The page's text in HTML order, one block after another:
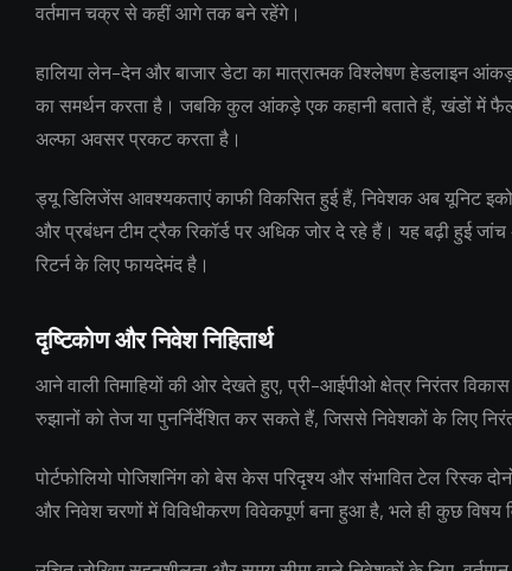
वर्तमान चक्र से कहीं आगे तक बने रहेंगे।
हालिया लेन-देन और बाजार डेटा का मात्रात्मक विश्लेषण हेडलाइन
का समर्थन करता है। जबकि कुल आंकड़े एक कहानी बताते हैं, खंडों में
अल्फा अवसर प्रकट करता है।
ड्यू डिलिजेंस आवश्यकताएं काफी विकसित हुई हैं, निवेशक अब यूनिट
और प्रबंधन टीम ट्रैक रिकॉर्ड पर अधिक जोर दे रहे हैं। यह बढ़ी हुई जांच
रिटर्न के लिए फायदेमंद है।
दृष्टिकोण और निवेश निहितार्थ
आने वाली तिमाहियों की ओर देखते हुए, प्री-आईपीओ क्षेत्र निरंतर
रुझानों को तेज या पुनर्निर्देशित कर सकते हैं, जिससे निवेशकों के लिए
पोर्टफोलियो पोजिशनिंग को बेस केस परिदृश्य और संभावित टेल रिस्क
और निवेश चरणों में विविधीकरण विवेकपूर्ण बना हुआ है, भले ही कुछ